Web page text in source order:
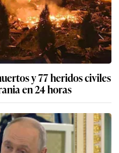
y 77 heridos civiles
en 24 horas